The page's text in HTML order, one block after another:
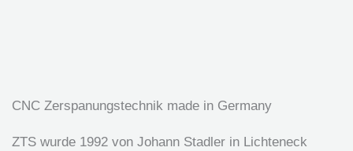
CNC Zerspanungstechnik made in Germany
ZTS wurde 1992 von Johann Stadler in Lichteneck